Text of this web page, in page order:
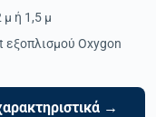
μ ή 1,5 μ
εξοπλισμού Oxygon
→